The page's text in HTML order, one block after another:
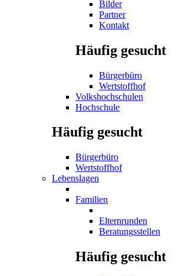
Bilder
Partner
Kontakt
Häufig gesucht
Bürgerbüro
Wertstoffhof
Volkshochschulen
Hochschule
Häufig gesucht
Bürgerbüro
Wertstoffhof
Lebenslagen
Familien
Elternrunden
Beratungsstellen
Häufig gesucht